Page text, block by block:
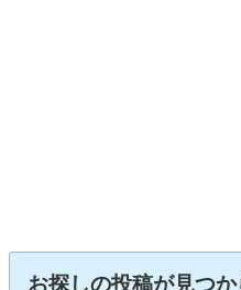
お探しの投稿が見つ